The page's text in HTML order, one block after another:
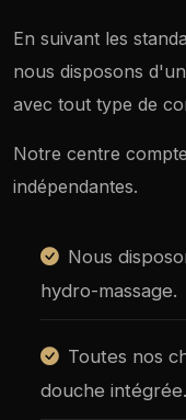
En suivant les
nous disposons
avec tout type de
Notre centre
indépendantes.
Nous
hydro-massage.
Toutes nos
douche intégrée.